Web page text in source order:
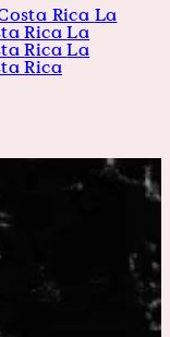
Rica La
Rica La
Rica La
Rica